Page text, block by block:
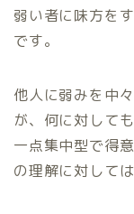
弱い者に味方を
です。
他人に弱みを中
が、何に対して
一点集中型で得
の理解に対して